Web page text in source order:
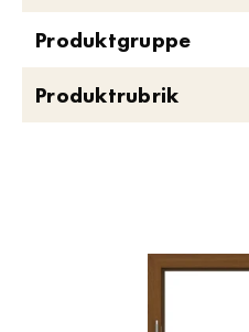
Produktgruppe
Produktrubrik